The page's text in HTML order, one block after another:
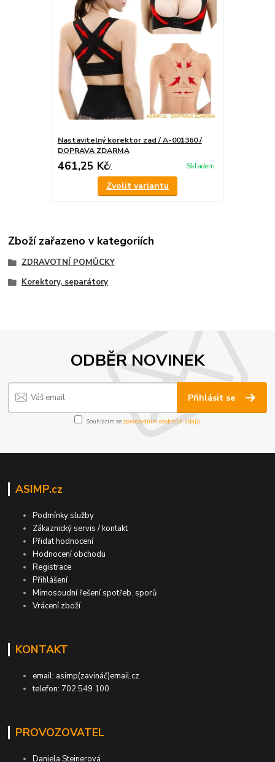
Nastavitelný korektor zad / A-001360 /
DOPRAVA ZDARMA
461,25 Kč/. Skladem
Zvolit variantu
Zboží zařazeno v kategoriích
ZDRAVOTNÍ POMŮCKY
Korektory, separátory
ODBĚR NOVINEK
Přihlásit se
Souhlasím se zpracováním osobních údajů.
ASIMP.cz
Podmínky služby
Zákaznický servis / kontakt
Přidat hodnocení
Hodnocení obchodu
Registrace
Přihlášení
Mimosoudní řešení spotřeb. sporů
Vrácení zboží
KONTAKT
email: asimp(zavináč)email.cz
telefon: 702 549 100
PROVOZOVATEL
Daniela Steinerová